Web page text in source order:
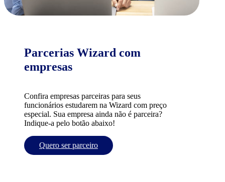
Parcerias Wizard com
empresas
Confira empresas parceiras para seus
funcionários estudarem na Wizard com preço
especial. Sua empresa ainda não é parceira?
Indique-a pelo botão abaixo!
Quero ser parceiro